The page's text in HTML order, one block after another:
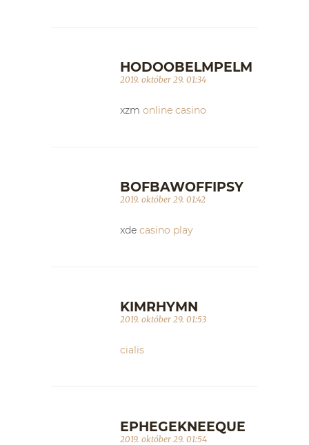
HODOOBELMPELM
2019. október 29. 01:34
xzm online casino
BOFBAWOFFIPSY
2019. október 29. 01:42
xde casino play
KIMRHYMN
2019. október 29. 01:53
cialis
EPHEGEKNEEQUE
2019. október 29. 01:54